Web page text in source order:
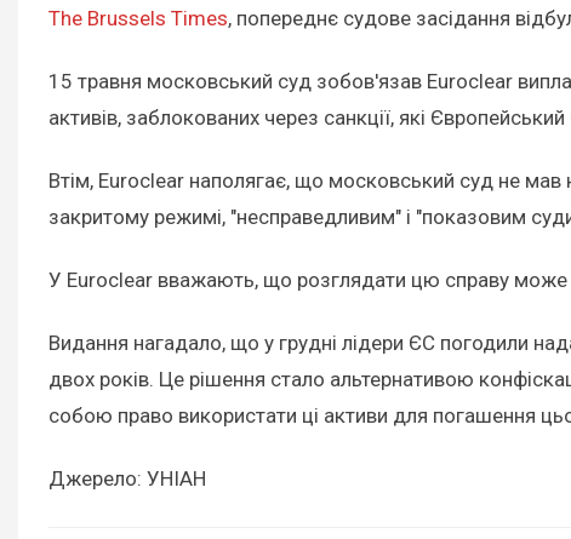
The Brussels Times, попереднє судове засідання
15 травня московський суд зобов'язав Euroclear
активів, заблокованих через санкції, які
Втім, Euroclear наполягає, що московський суд не мав
закритому режимі, "несправедливим" і "показовим
У Euroclear вважають, що розглядати цю справу може
Видання нагадало, що у грудні лідери ЄС погодили
двох років. Це рішення стало альтернативою
собою право використати ці активи для погашення
Джерело: УНІАН